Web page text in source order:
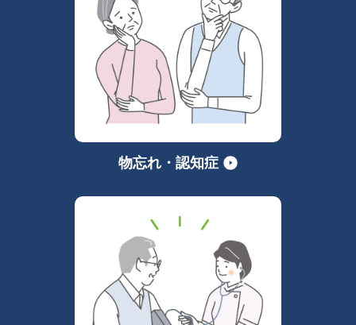
物忘れ・認知症